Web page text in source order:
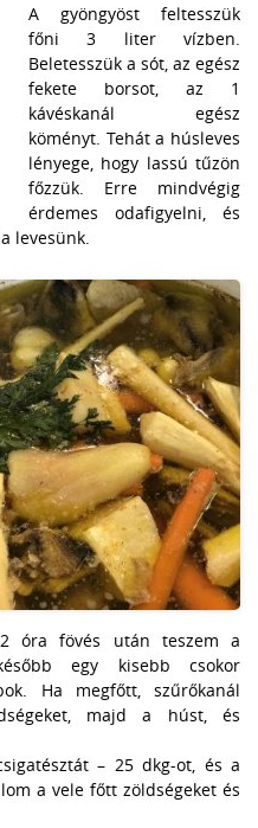
A gyöngyöst feltesszük
főni 3 liter vízben.
Beletesszük a sót, az egész
fekete borsot, az 1
kávéskanál egész
köményt. Tehát a húsleves
lényege, hogy lassú tűzön
főzzük. Erre mindvégig
érdemes odafigyelni, és
levesünk.
óra fövés után teszem a
egy kisebb csokor
Ha megfőtt, szűrőkanál
majd a húst, és
– 25 dkg-ot, és a
a vele főtt zöldségeket és